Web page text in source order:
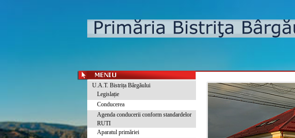
U.A.T. Bistrița Bârgăului
Legislație
Conducerea
Agenda conducerii conform standardelor
RUTI
Aparatul primăriei